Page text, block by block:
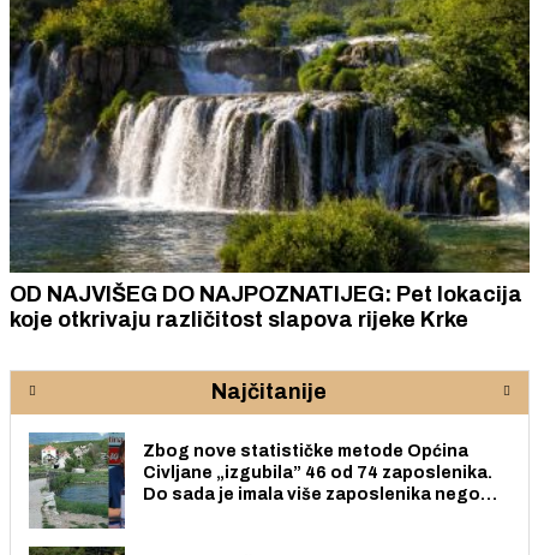
OD NAJVIŠEG DO NAJPOZNATIJEG: Pet lokacija
koje otkrivaju različitost slapova rijeke Krke
Najčitanije
Zbog nove statističke metode Općina
Civljane „izgubila” 46 od 74 zaposlenika.
Do sada je imala više zaposlenika nego